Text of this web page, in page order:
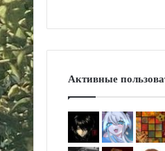
Активные